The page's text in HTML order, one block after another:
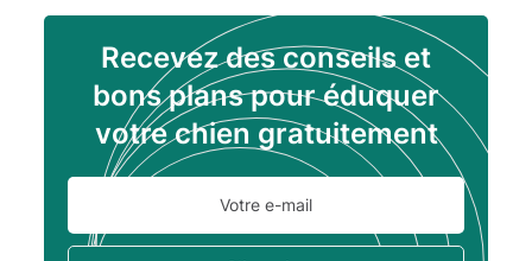
Recevez des conseils et
bons plans pour éduquer
votre chien gratuitement